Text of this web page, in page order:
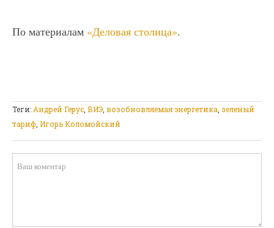
По материалам «Деловая столица».
Теги: Андрей Герус ВИЭ возобновляемая энергетика зеленый
тариф Игорь Коломойский